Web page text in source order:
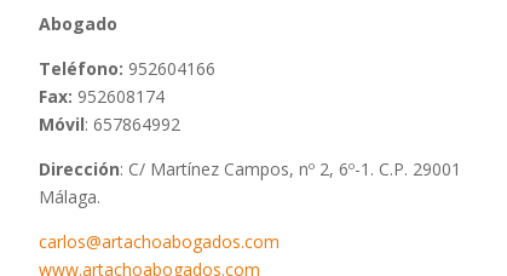
Abogado
Teléfono: 952604166
Fax: 952608174
Móvil: 657864992
Dirección: C/ Martínez Campos, nº 2, 6º-1. C.P. 29001
Málaga.
carlos@artachoabogados.com
www.artachoabogados.com